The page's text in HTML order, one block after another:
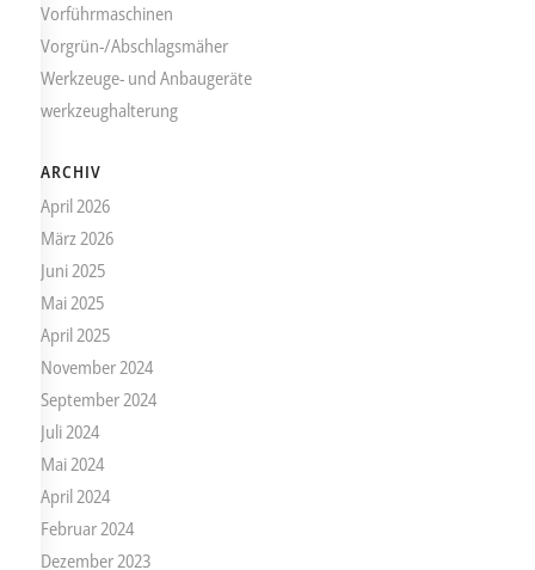
Vorführmaschinen
Vorgrün-/Abschlagsmäher
Werkzeuge- und Anbaugeräte
werkzeughalterung
ARCHIV
April 2026
März 2026
Juni 2025
Mai 2025
April 2025
November 2024
September 2024
Juli 2024
Mai 2024
April 2024
Februar 2024
Dezember 2023